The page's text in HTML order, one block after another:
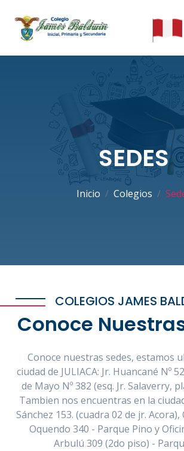
SEDES
Inicio Colegios
COLEGIOS JAMES
Conoce
Conoce nuestras sedes, estamos
ciudad de JULIACA: Jr. Huancané Nº
de Mayo Nº 382 (esq. Jr. Salaverry,
Tambien nos encuentras en la
Sánchez 153. (cuadra 02 de jr. Acora),
Oquendo 340 - Parque Pino y
Arbulú 309 (2do piso) -